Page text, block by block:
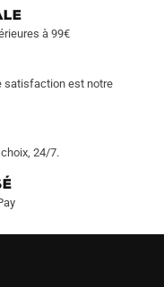
la
à 99€
satisfaction est notre
24/7.